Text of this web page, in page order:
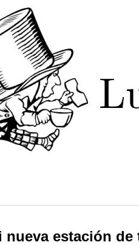
nueva estación de